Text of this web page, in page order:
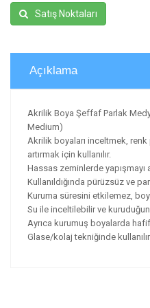
Satış Noktaları
Açıklama
Akrilik Boya Şeffaf Parlak
Medium)
Akrilik boyaları inceltmek, renk
artırmak için kullanılır.
Hassas zeminlerde yapışmayı
Kullanıldığında pürüzsüz ve
Kuruma süresini etkilemez,
Su ile inceltilebilir ve
Ayrıca kurumuş boyalarda
Glase/kolaj tekniğinde